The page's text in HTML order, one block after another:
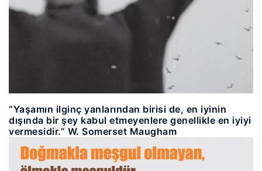
“Yaşamın ilginç yanlarından birisi de, en iyinin
dışında bir şey kabul etmeyenlere genellikle en iyiyi
vermesidir.” W. Somerset Maugham